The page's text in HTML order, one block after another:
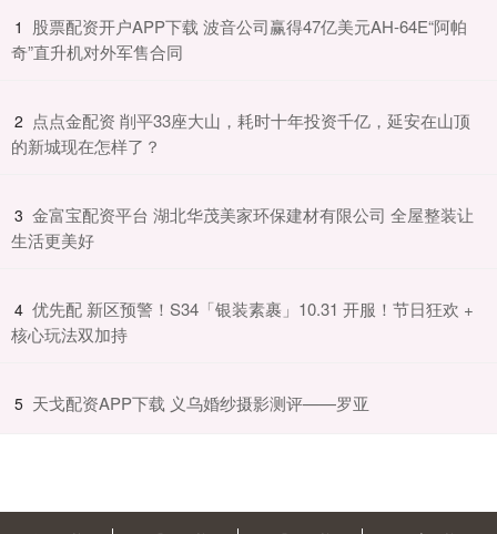
1
​股票配资开户APP下载 波音公司赢得47亿美元AH-64E“阿帕
奇”直升机对外军售合同
2 ​点点金配资 削平33座大山，耗时十年投资千亿，延安在山顶
的新城现在怎样了？
3 ​金富宝配资平台 湖北华茂美家环保建材有限公司 全屋整装让
生活更美好
4 ​优先配 新区预警！S34「银装素裹」10.31 开服！节日狂欢 +
核心玩法双加持
5 ​天戈配资APP下载 义乌婚纱摄影测评——罗亚